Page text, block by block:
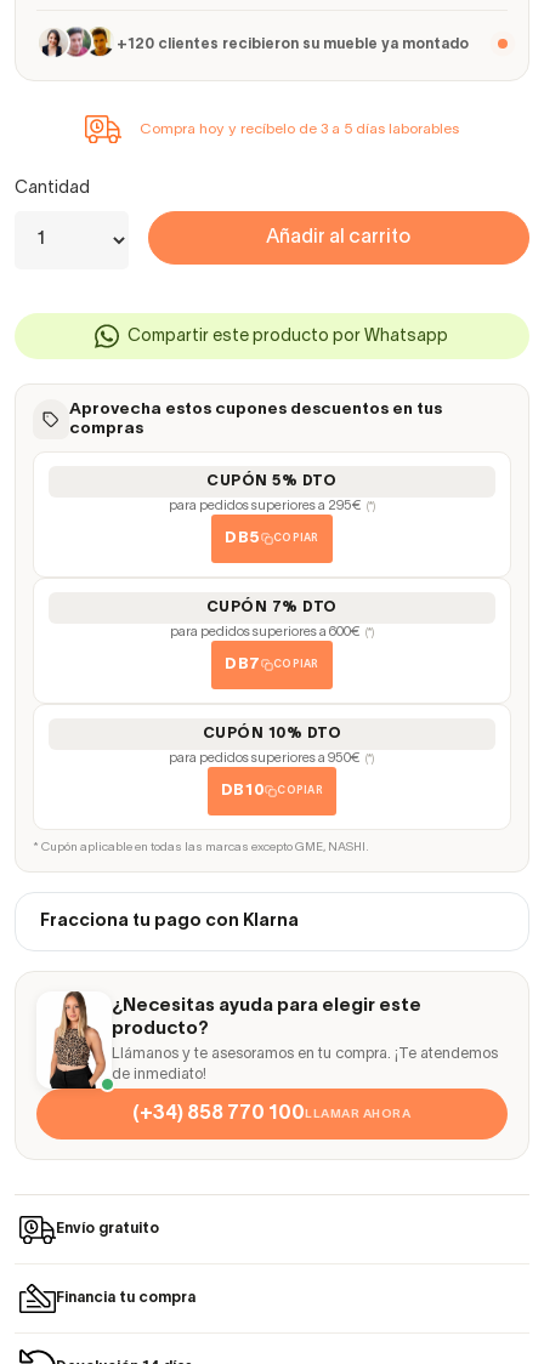
+120 clientes recibieron su mueble ya montado
Compra hoy y recíbelo de 3 a 5 días laborables
Cantidad
Añadir al carrito
Compartir este producto por Whatsapp
Aprovecha estos cupones descuentos en tus
compras
CUPÓN 5% DTO
para pedidos superiores a 295€ (*)
DB5 COPIAR
CUPÓN 7% DTO
para pedidos superiores a 600€ (*)
DB7 COPIAR
CUPÓN 10% DTO
para pedidos superiores a 950€ (*)
DB10 COPIAR
* Cupón aplicable en todas las marcas excepto GME, NASHI.
Fracciona tu pago con Klarna
¿Necesitas ayuda para elegir este
producto?
Llámanos y te asesoramos en tu compra. ¡Te atendemos
de inmediato!
(+34) 858 770 100LLAMAR AHORA
Envío gratuito
Financia tu compra